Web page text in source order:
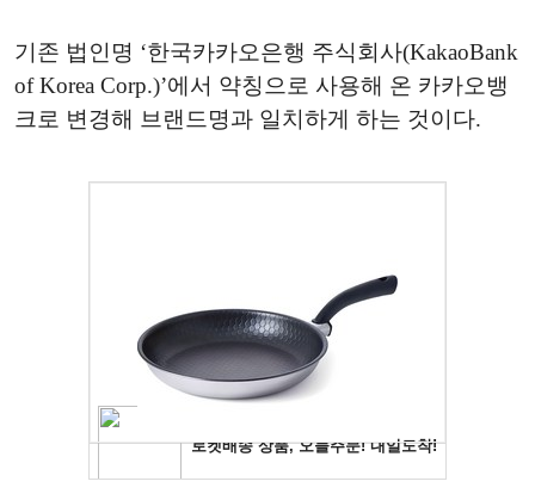
기존 법인명 ‘한국카카오은행 주식회사(KakaoBank
of Korea Corp.)’에서 약칭으로 사용해 온 카카오뱅
크로 변경해 브랜드명과 일치하게 하는 것이다.